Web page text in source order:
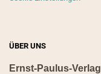
ÜBER UNS
Ernst-Paulus-Verlag